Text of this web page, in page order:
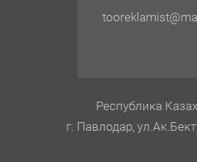
Республика
г. Павлодар,